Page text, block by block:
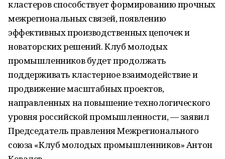
кластеров способствует формированию прочных
межрегиональных связей, появлению
эффективных производственных цепочек и
новаторских решений. Клуб молодых
промышленников будет продолжать
поддерживать кластерное взаимодействие и
продвижение масштабных проектов,
направленных на повышение технологического
уровня российской промышленности, — заявил
Председатель правления Межрегионального
союза «Клуб молодых промышленников» Антон